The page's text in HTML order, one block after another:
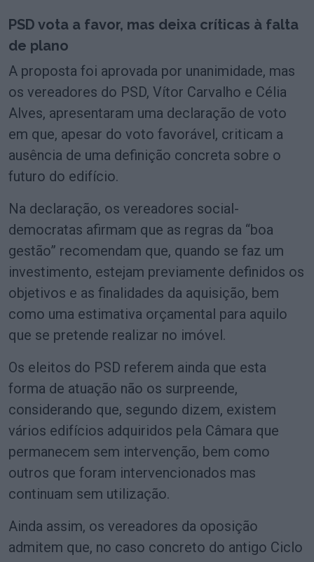
PSD vota a favor, mas deixa críticas à falta
de plano
A proposta foi aprovada por unanimidade, mas
os vereadores do PSD, Vítor Carvalho e Célia
Alves, apresentaram uma declaração de voto
em que, apesar do voto favorável, criticam a
ausência de uma definição concreta sobre o
futuro do edifício.
Na declaração, os vereadores social-
democratas afirmam que as regras da “boa
gestão” recomendam que, quando se faz um
investimento, estejam previamente definidos os
objetivos e as finalidades da aquisição, bem
como uma estimativa orçamental para aquilo
que se pretende realizar no imóvel.
Os eleitos do PSD referem ainda que esta
forma de atuação não os surpreende,
considerando que, segundo dizem, existem
vários edifícios adquiridos pela Câmara que
permanecem sem intervenção, bem como
outros que foram intervencionados mas
continuam sem utilização.
Ainda assim, os vereadores da oposição
admitem que, no caso concreto do antigo Ciclo